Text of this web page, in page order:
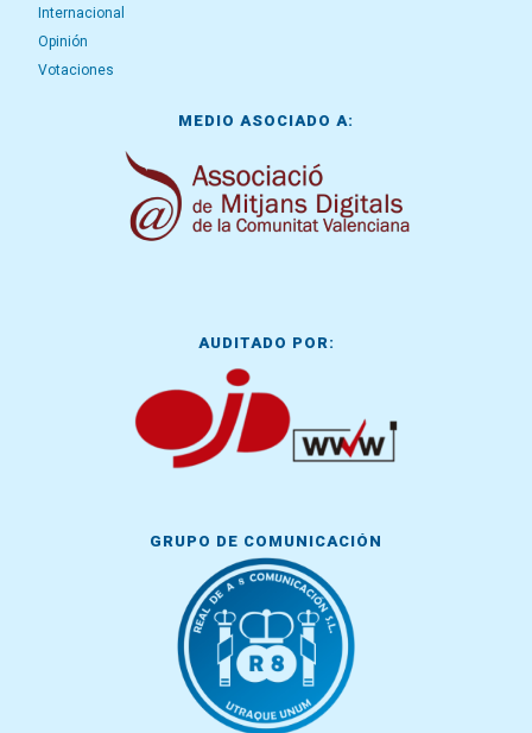
Internacional
Opinión
Votaciones
MEDIO ASOCIADO A:
AUDITADO POR:
GRUPO DE COMUNICACIÓN